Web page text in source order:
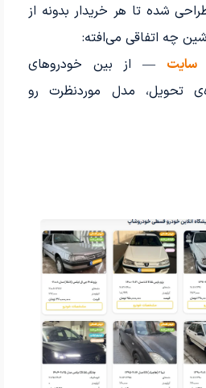
شده تا هر خریدار بدونه از
چه اتفاقی می‌افته:
سایت — از بین خودروهای
تحویل، مدل موردنظرت رو